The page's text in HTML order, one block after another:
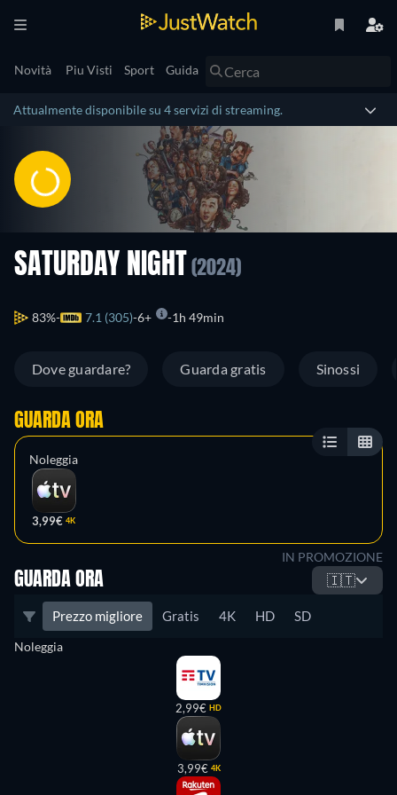
Novità Piu Visti Sport Guida
Attualmente disponibile su 4 servizi di streaming.
SATURDAY NIGHT (2024)
83% 7.1 (305) 6+ 1h 49min
Dove guardare? Guarda gratis Sinossi
GUARDA ORA
Noleggia
3,99€ 4K
IN PROMOZIONE
GUARDA ORA 🇮🇹
Prezzo migliore Gratis 4K HD SD
Noleggia
2,99€ HD
3,99€ 4K